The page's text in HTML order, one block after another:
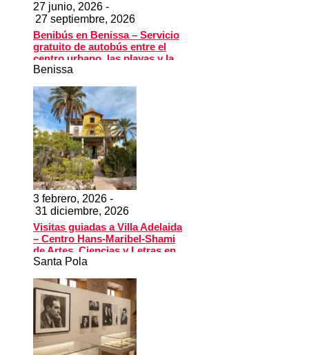
27 junio, 2026 -
27 septiembre, 2026
Benibús en Benissa – Servicio
gratuito de autobús entre el
centro urbano, las playas y la
piscina municipal
Benissa
3 febrero, 2026 -
31 diciembre, 2026
Visitas guiadas a Villa Adelaida
– Centro Hans-Maribel-Shami
de Artes, Ciencias y Letras en
Santa Pola
Santa Pola